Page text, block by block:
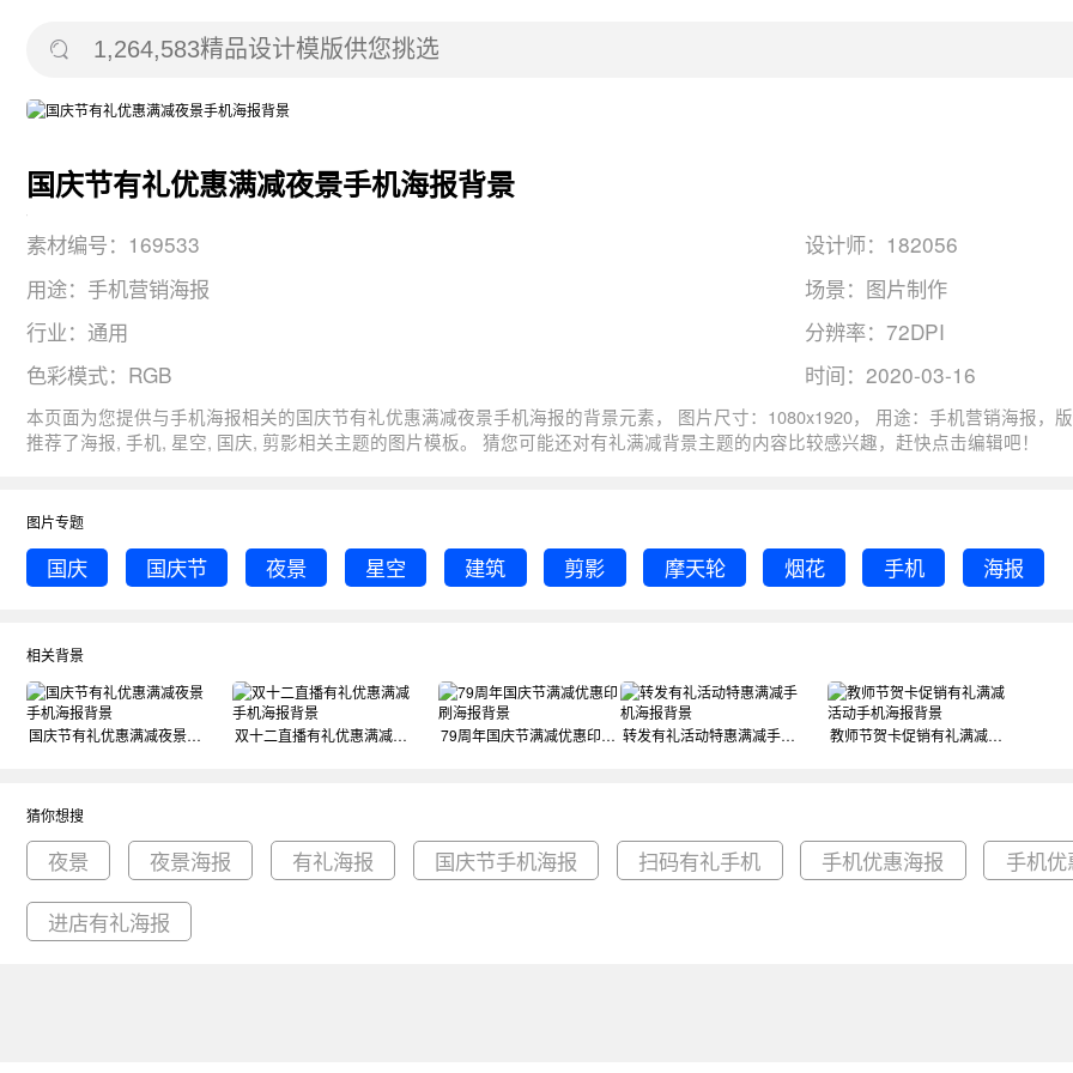
国庆节有礼优惠满减夜景手机海报背景
素材编号：169533
设计师：182056
用途：手机营销海报
场景：图片制作
行业：通用
分辨率：72DPI
色彩模式：RGB
时间：2020-03-16
本页面为您提供与手机海报相关的国庆节有礼优惠满减夜景手机海报的背景元素， 图片尺寸：1080x1920， 用途：手机营销海报，版式：2，分辨率：72DPI，色彩模式：RGB, 图司机还为您精心
推荐了海报, 手机, 星空, 国庆, 剪影相关主题的图片模板。 猜您可能还对有礼满减背景主题的内容比较感兴趣，赶快点击编辑吧！
图片专题
国庆 国庆节 夜景 星空 建筑 剪影 摩天轮 烟花 手机 海报
相关背景
国庆节有礼优惠满减夜景手机海报背景 双十二直播有礼优惠满减手机海报背景 79周年国庆节满减优惠印刷海报背景 转发有礼活动特惠满减手机海报背景 教师节贺卡促销有礼满减活动手机海报背景
猜你想搜
夜景 夜景海报 有礼海报 国庆节手机海报 扫码有礼手机 手机优惠海报 手机优
进店有礼海报